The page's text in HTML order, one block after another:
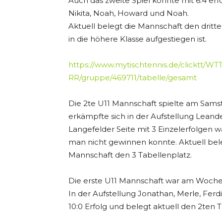
Nikita, Noah, Howard und Noah.
Aktuell belegt die Mannschaft den
in die höhere Klasse aufgestiegen ist.
https://www.mytischtennis.de/clicktt/
RR/gruppe/469711/tabelle/gesamt
Die 2te U11 Mannschaft spielte am
erkämpfte sich in der Aufstellung
Langefelder Seite mit 3 Einzelerfolgen
man nicht gewinnen konnte. Aktuell
Mannschaft den 3 Tabellenplatz.
Die erste U11 Mannschaft war am
In der Aufstellung Jonathan, Merle,
10:0 Erfolg und belegt aktuell den 2ten